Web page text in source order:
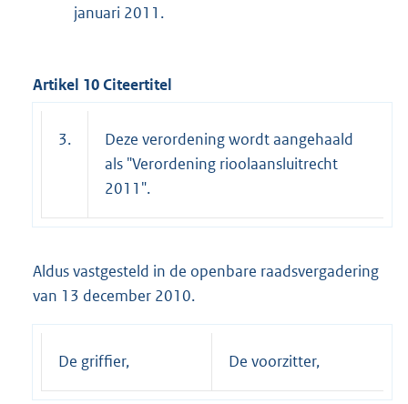
januari 2011.
Artikel 10 Citeertitel
3.
Deze verordening wordt aangehaald
als "Verordening rioolaansluitrecht
2011".
Aldus vastgesteld in de openbare raadsvergadering
van 13 december 2010.
De griffier, De voorzitter,